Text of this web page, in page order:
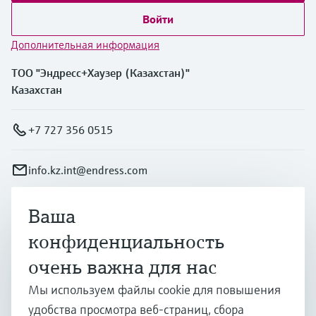
Войти
Дополнительная информация
ТОО "Эндресс+Хаузер (Казахстан)"
Казахстан
+7 727 356 0515
info.kz.int@endress.com
Продукты и услуги
Отрасли
Ваша
конфиденциальность
очень важна для нас
Мы используем файлы cookie для повышения
удобства просмотра веб-страниц, сбора